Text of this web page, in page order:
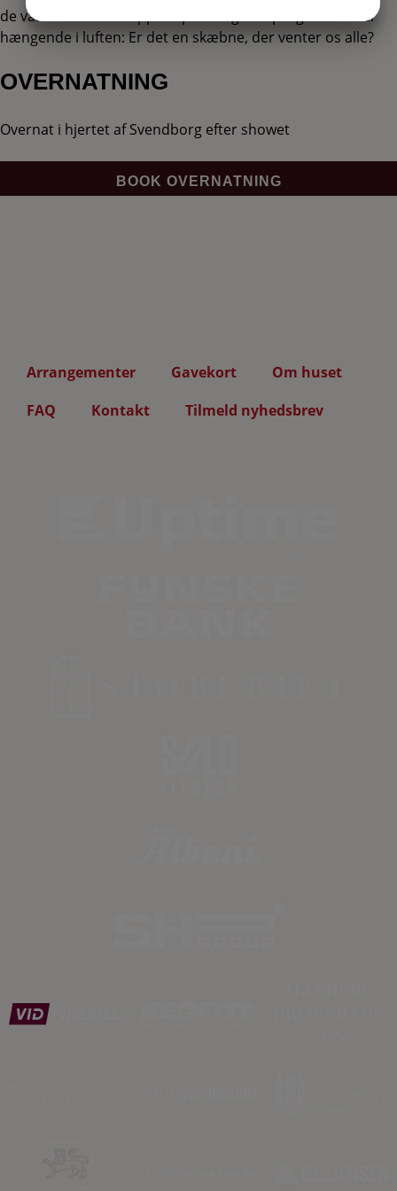
de varme hænder slipper op. Særligt et spørgsmål bliver
hængende i luften: Er det en skæbne, der venter os alle?
OVERNATNING
Overnat i hjertet af Svendborg efter showet
BOOK OVERNATNING
Arrangementer Gavekort
Om huset
FAQ
Kontakt Tilmeld nyhedsbrev
MARKETING STATISTIK